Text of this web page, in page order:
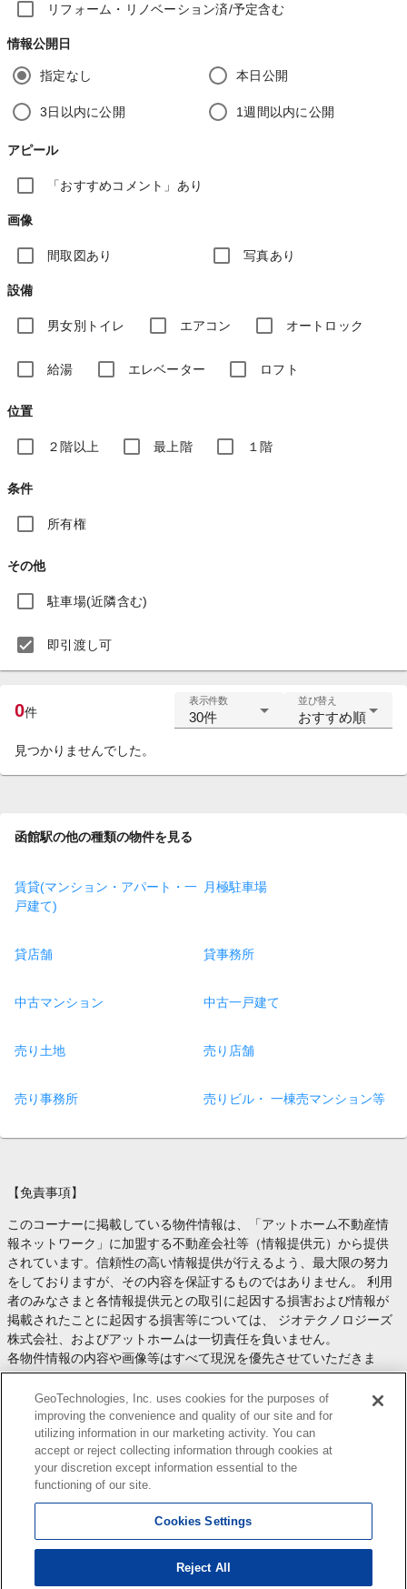
リフォーム・リノベーション済/予定含む
情報公開日
指定なし 本日公開
3日以内に公開 1週間以内に公開
アピール
「おすすめコメント」あり
画像
間取図あり 写真あり
設備
男女別トイレ エアコン オートロック
給湯 エレベーター ロフト
位置
２階以上 最上階 １階
条件
所有権
その他
駐車場(近隣含む)
即引渡し可
0件
表示件数
30件
並び替え
おすすめ順
見つかりませんでした。
函館駅の他の種類の物件を見る
賃貸(マンション・アパート・一
戸建て)
月極駐車場
貸店舗 貸事務所
中古マンション 中古一戸建て
売り土地 売り店舗
売り事務所 売りビル・ 一棟売マンション等
【免責事項】
このコーナーに掲載している物件情報は、「アットホーム不動産情
報ネットワーク」に加盟する不動産会社等（情報提供元）から提供
されています。信頼性の高い情報提供が行えるよう、最大限の努力
をしておりますが、その内容を保証するものではありません。 利用
者のみなさまと各情報提供元との取引に起因する損害および情報が
掲載されたことに起因する損害等については、 ジオテクノロジーズ
株式会社、およびアットホームは一切責任を負いません。
各物件情報の内容や画像等はすべて現況を優先させていただきま
す。
お取引等（お取引の準備、資金調達等を含みます）の際には、内容
や契約条件等について、 各情報提供元より十分な説明を受け、ご自
身でご確認の上、判断してください。
このコーナーへの物件情報のご掲載、その他不動産業務ソリューシ
ョン等についての不動産会社様のお問合せはこちら
します。
Copyright(c) At Home Co.,Ltd. このサイトに掲載している情報の無断転載を禁止します。著作権
はアットホーム（株）またはその情報提供者に帰属します。
GeoTechnologies, Inc. uses cookies for the purposes of
improving the convenience and quality of our site and for
utilizing information in our marketing activity. You can
accept or reject collecting information through cookies at
your discretion except information essential to the
functioning of our site.
Cookies Settings
Reject All